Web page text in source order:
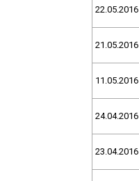
22.05.2016
21.05.2016
11.05.2016
24.04.2016
23.04.2016